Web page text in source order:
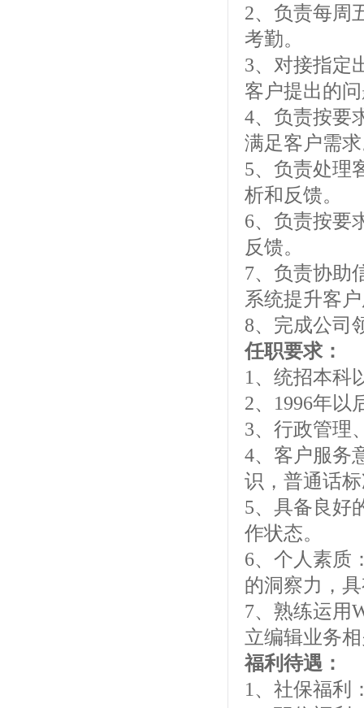
2、负责每周
考勤。
3、对接指定
客户提出的
4、负责按要
满足客户需
5、负责处理
析和反馈。
6、负责按要
反馈。
7、负责协助
系统提升客
8、完成公司
任职要求：
1、统招本科
2、1996年以
3、行政管理
4、客户服务
识，普通话
5、具备良好
作状态。
6、个人素质
的洞察力，
7、熟练运用
立编辑业务
福利待遇：
1、社保福利